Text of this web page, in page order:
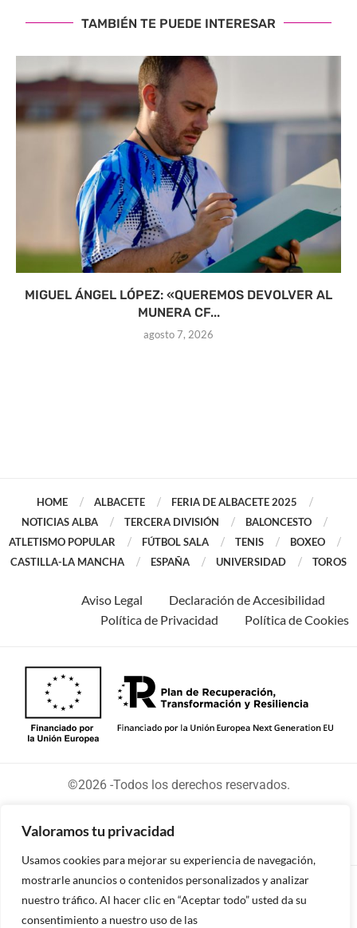
Valoramos tu privacidad
Usamos cookies para mejorar su experiencia de navegación,
mostrarle anuncios o contenidos personalizados y analizar
nuestro tráfico. Al hacer clic en “Aceptar todo” usted da su
consentimiento a nuestro uso de las
TAMBIÉN TE PUEDE INTERESAR
MIGUEL ÁNGEL LÓPEZ: «QUEREMOS DEVOLVER AL
MUNERA CF...
agosto 7, 2026
HOME ALBACETE
FERIA DE ALBACETE 2025
NOTICIAS ALBA
TERCERA DIVISIÓN
BALONCESTO
ATLETISMO POPULAR
FÚTBOL SALA TENIS
BOXEO
CASTILLA-LA MANCHA
ESPAÑA UNIVERSIDAD TOROS
Aviso Legal
Declaración de Accesibilidad
Política de Privacidad
Política de Cookies
©2026 -Todos los derechos reservados.
Diseñado y desarrollado por tu equipo Imedia
Comunicación